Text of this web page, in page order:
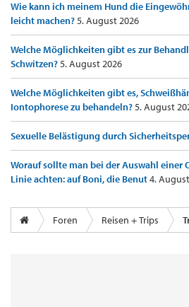
Wie kann ich meinem Hund die
leicht machen?5. August 2026
Welche Möglichkeiten gibt es zur
Schwitzen?5. August 2026
Welche Möglichkeiten gibt es,
Iontophorese zu behandeln?5. August
Sexuelle Belästigung durch
Worauf sollte man bei der Auswahl
Linie achten: auf Boni, die Benut4.
Foren Reisen + Trips